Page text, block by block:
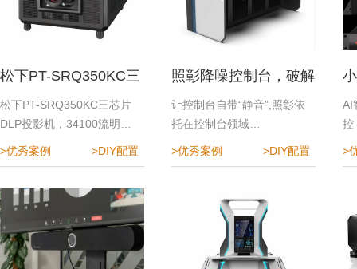
松下PT-SRQ350KC三
芯片DLP投影机
松下PT-SRQ350KC三芯片
DLP投影机，34100流明…
>优秀案例 >DIY配置
照彰降噪控制台，破解
指挥中心降噪难题
让控制台自带“静音”,照彰依
托在控制台领域…
>优秀案例 >DIY配置
AI
控
>